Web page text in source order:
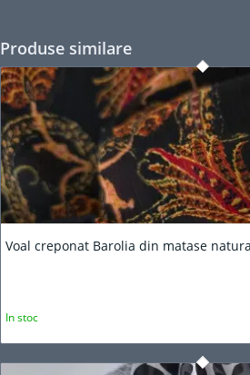
Produse similare
Voal creponat Barolia din matase
In stoc